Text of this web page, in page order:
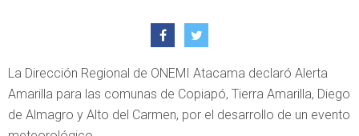
La Dirección Regional de ONEMI Atacama declaró Alerta
Amarilla para las comunas de Copiapó, Tierra Amarilla, Diego
de Almagro y Alto del Carmen, por el desarrollo de un evento